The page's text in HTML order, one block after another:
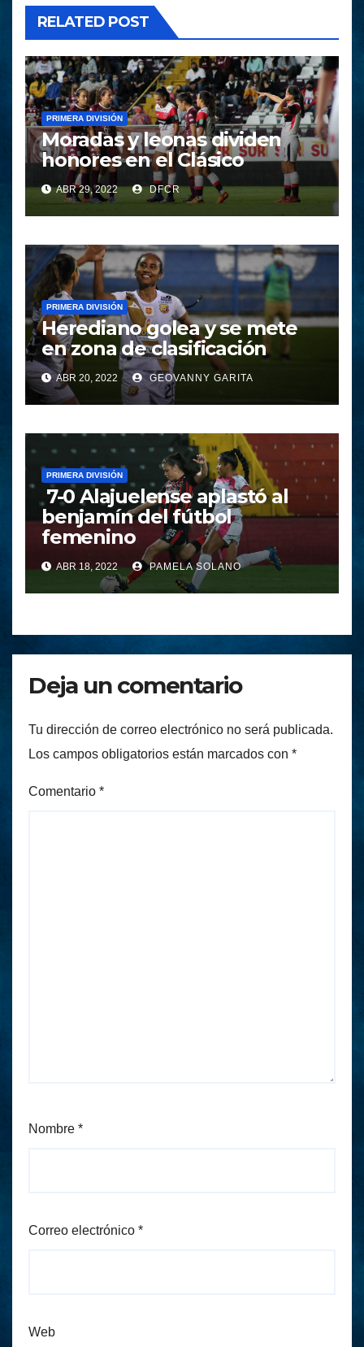
RELATED POST
PRIMERA DIVISIÓN
Moradas y leonas dividen
honores en el Clásico
ABR 29, 2022 DFCR
PRIMERA DIVISIÓN
Herediano golea y se mete
en zona de clasificación
ABR 20, 2022 GEOVANNY GARITA
PRIMERA DIVISIÓN
7-0 Alajuelense aplastó al
benjamín del fútbol
femenino
ABR 18, 2022 PAMELA SOLANO
Deja un comentario
Tu dirección de correo electrónico no será publicada.
Los campos obligatorios están marcados con *
Comentario *
Nombre *
Correo electrónico *
Web